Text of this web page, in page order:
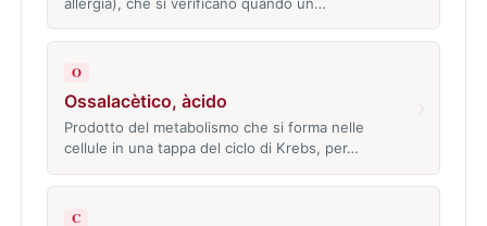
O
Ossalacètico, àcido
Prodotto del metabolismo che si forma nelle
cellule in una tappa del ciclo di Krebs, per…
C